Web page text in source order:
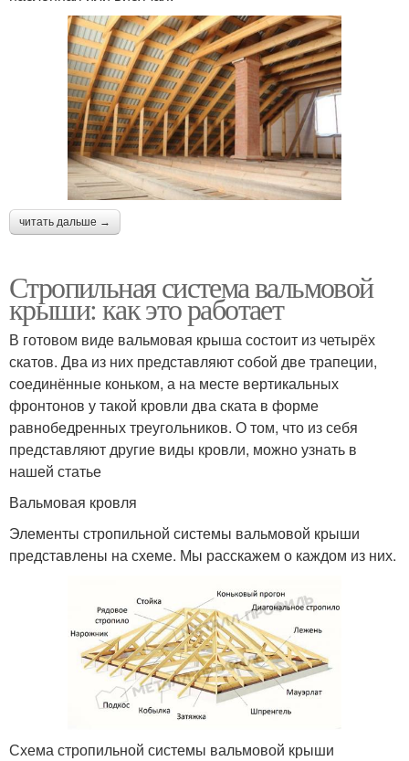
читать дальше →
Стропильная система вальмовой
крыши: как это работает
В готовом виде вальмовая крыша состоит из четырёх
скатов. Два из них представляют собой две трапеции,
соединённые коньком, а на месте вертикальных
фронтонов у такой кровли два ската в форме
равнобедренных треугольников. О том, что из себя
представляют другие виды кровли, можно узнать в
нашей статье
Вальмовая кровля
Элементы стропильной системы вальмовой крыши
представлены на схеме. Мы расскажем о каждом из них.
Схема стропильной системы вальмовой крыши